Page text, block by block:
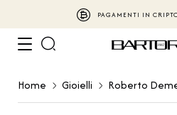
PAGAMENTI IN
Home Gioielli Roberto